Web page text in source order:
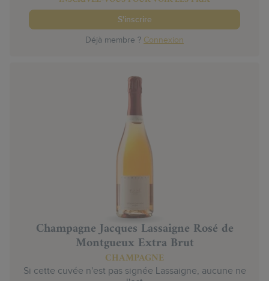
S'inscrire
Déjà membre ? Connexion
Champagne Jacques Lassaigne Rosé de
Montgueux Extra Brut
CHAMPAGNE
Si cette cuvée n'est pas signée Lassaigne, aucune ne